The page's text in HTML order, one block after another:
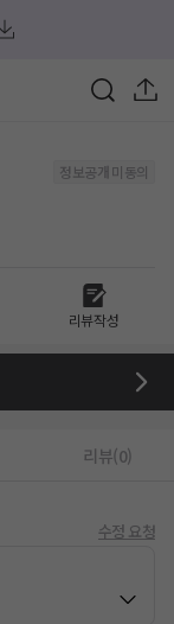
정보공개 미동의
리뷰작성
리뷰(0)
수정 요청